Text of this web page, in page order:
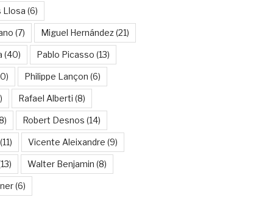
Llosa (6)
(7) Miguel Hernández(21)
(40) Pablo Picasso (13)
Philippe Lançon (6)
Rafael Alberti (8)
Robert Desnos (14)
(11) Vicente Aleixandre (9)
Walter Benjamin (8)
(6)